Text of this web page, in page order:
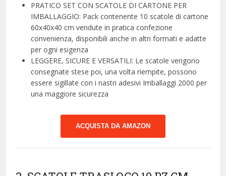
PRATICO SET CON SCATOLE DI CARTONE PER
IMBALLAGGIO: Pack contenente 10 scatole di cartone
60x40x40 cm vendute in pratica confezione
convenienza, disponibili anche in altri formati e adatte
per ogni esigenza
LEGGERE, SICURE E VERSATILI: Le scatole vengono
consegnate stese poi, una volta riempite, possono
essere sigillate con i nastri adesivi Imballaggi 2000 per
una maggiore sicurezza
ACQUISTA DA AMAZON